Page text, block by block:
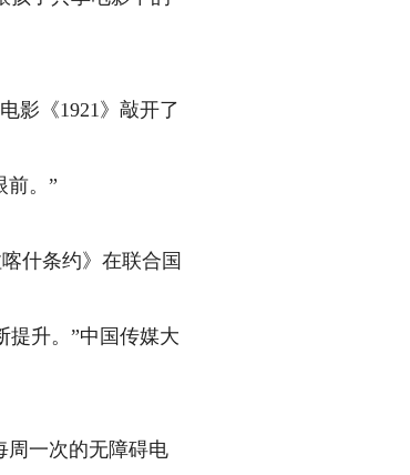
影《1921》敲开了
。”
什条约》在联合国
升。”中国传媒大
一次的无障碍电